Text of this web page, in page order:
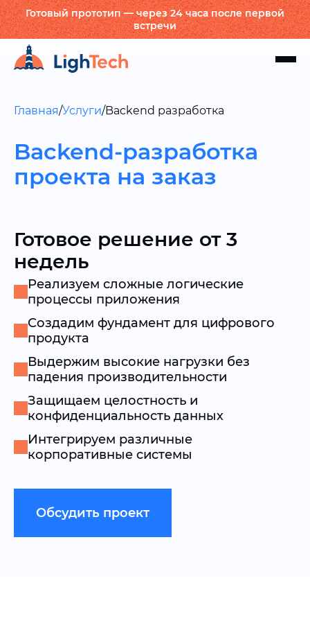
Готовый прототип — через 24 часа после первой
встречи
Главная/Услуги/Backend разработка
Backend-разработка
проекта на заказ
Готовое решение от 3
недель
Реализуем сложные логические
процессы приложения
Создадим фундамент для цифрового
продукта
Выдержим высокие нагрузки без
падения производительности
Защищаем целостность и
конфиденциальность данных
Интегрируем различные
корпоративные системы
Обсудить проект